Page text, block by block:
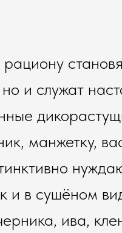
и служат
манжетку,
и в сушёном
ива,